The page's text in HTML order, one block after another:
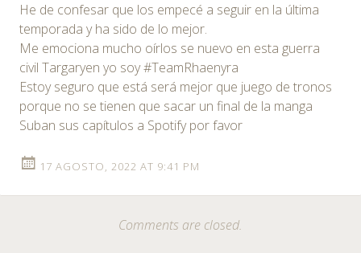
He de confesar que los empecé a seguir en la última
temporada y ha sido de lo mejor.
Me emociona mucho oírlos se nuevo en esta guerra
civil Targaryen yo soy #TeamRhaenyra
Estoy seguro que está será mejor que juego de tronos
porque no se tienen que sacar un final de la manga
Suban sus capítulos a Spotify por favor
17 AGOSTO, 2022 AT 9:41 PM
Comments are closed.